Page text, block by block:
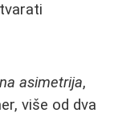
asimetrija,
više od dva